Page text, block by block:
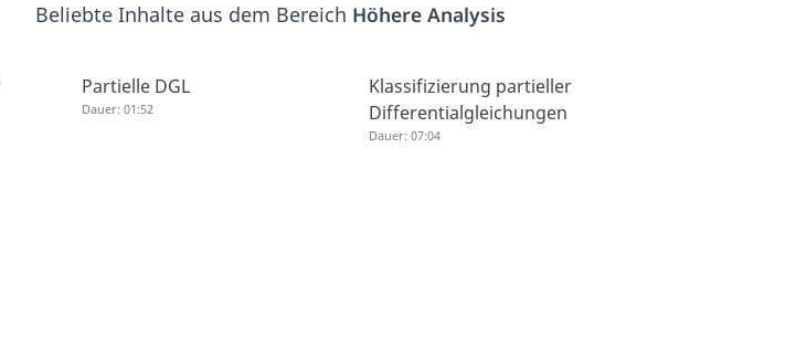
Beliebte Inhalte aus dem Bereich Höhere Analysis
Partielle DGL
Dauer: 01:52
Klassifizierung partieller
Differentialgleichungen
Dauer: 07:04